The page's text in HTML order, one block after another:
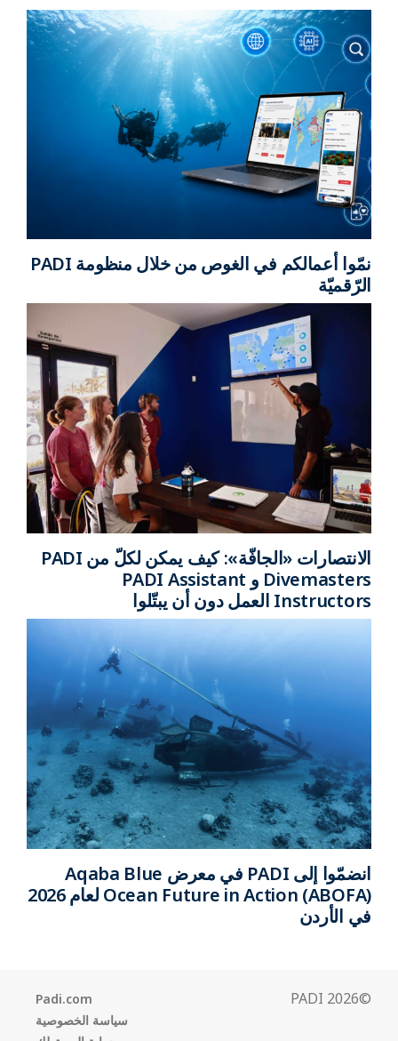
نمّوا أعمالكم في الغوص من خلال منظومة PADI
الرّقميّة
الانتصارات «الجافّة»: كيف يمكن لكلّ من PADI
Divemasters و PADI Assistant
Instructors العمل دون أن يبتّلوا
انضمّوا إلى PADI في معرض Aqaba Blue
Ocean Future in Action (ABOFA) لعام 2026
في الأردن
Padi.com
سياسة الخصوصية